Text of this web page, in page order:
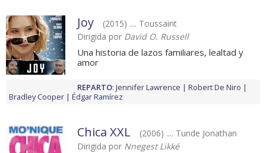
Joy
(2015) .... Toussaint
Dirigida por David O. Russell
Una historia de lazos familiares, lealtad y
amor
REPARTO: Jennifer Lawrence
Robert De Niro
Bradley Cooper
Édgar Ramírez
Chica XXL
(2006) .... Tunde Jonathan
Dirigida por Nnegest Likké